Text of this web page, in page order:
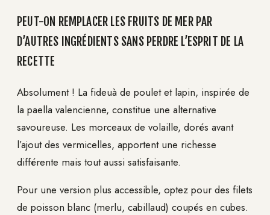
PEUT-ON REMPLACER LES FRUITS DE MER PAR
D’AUTRES INGRÉDIENTS SANS PERDRE L’ESPRIT DE LA
RECETTE
Absolument ! La fideuà de poulet et lapin, inspirée de
la paella valencienne, constitue une alternative
savoureuse. Les morceaux de volaille, dorés avant
l’ajout des vermicelles, apportent une richesse
différente mais tout aussi satisfaisante.
Pour une version plus accessible, optez pour des filets
de poisson blanc (merlu, cabillaud) coupés en cubes.